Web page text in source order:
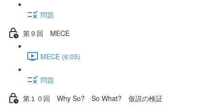
問題
第９回 MECE
MECE (6:05)
問題
第１０回 Why So? So What? 仮説の検証